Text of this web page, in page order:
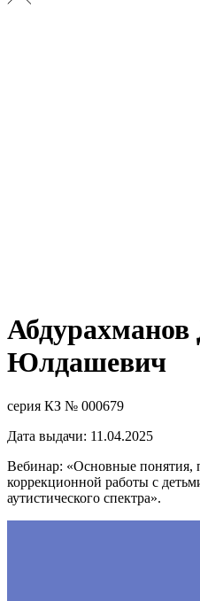
Юлдашевич
серия КЗ № 000679
Дата выдачи: 11.04.2025
Вебинар: «Основные
коррекционной работы с
аутистического спектра».